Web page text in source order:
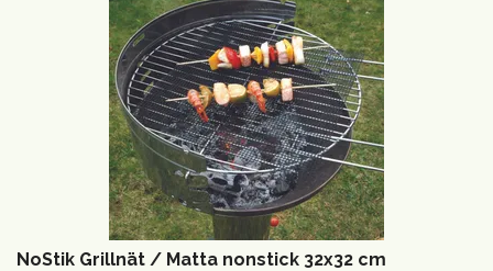
NoStik Grillnät / Matta nonstick 32x32 cm